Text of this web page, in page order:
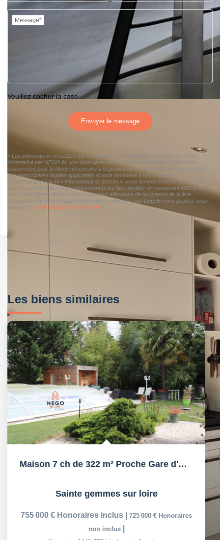
Message*
Veuillez cocher la case
Envoyer le message
« Les informations recueillies sur ce formulaire sont enregistrées dans un fichier
informatisé par NEGO for you pour gérer votre demande de contact. Elles sont
conservées pour la durée nécessaire à la gestion de la relation client dans le respect
des prescriptions légales applicables et sont destinées à nos conseillers
Conformément à la loi « informatique et libertés », vous pouvez exercer votre droit
d'accès aux données vous concernant et les faire rectifier en contactant NEGO for
you contact@negoforyou.com. Nous vous informons de l'existence de la liste
d'opposition au démarchage téléphonique « Bloctel », sur laquelle vous pouvez vous
inscrire ici : https://www.bloctel.gouv.fr/»
Les biens similaires
Maison 7 ch de 322 m² Proche Gare d'Angers
Sainte gemmes sur loire
755 000 € Honoraires inclus 725 000 € Honoraires
non inclus